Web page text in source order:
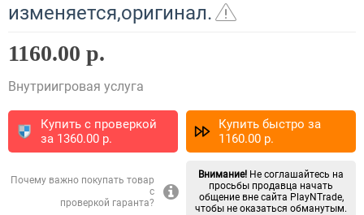
изменяется,оригинал.
1160.00 р.
Внутриигровая услуга
Купить с проверкой
за 1360.00 p.
Купить быстро за
1160.00 p.
Почему важно покупать товар
с
проверкой гаранта?
Внимание! Не соглашайтесь на
просьбы продавца начать
общение вне сайта PlayNTrade,
чтобы не оказаться обманутым.